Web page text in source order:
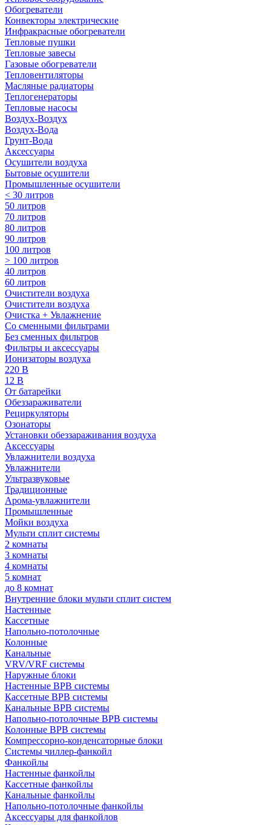
Обогреватели
Конвекторы электрические
Инфракрасные обогреватели
Тепловые пушки
Тепловые завесы
Газовые обогреватели
Тепловентиляторы
Масляные радиаторы
Теплогенераторы
Тепловые насосы
Воздух-Воздух
Воздух-Вода
Грунт-Вода
Аксессуары
Осушители воздуха
Бытовые осушители
Промышленные осушители
< 30 литров
50 литров
70 литров
80 литров
90 литров
100 литров
> 100 литров
40 литров
60 литров
Очистители воздуха
Очистители воздуха
Очистка + Увлажнение
Cо сменными фильтрами
Без сменных фильтров
Фильтры и аксессуары
Ионизаторы воздуха
220 В
12 В
От батарейки
Обеззараживатели
Рециркуляторы
Озонаторы
Установки обеззараживания воздуха
Аксессуары
Увлажнители воздуха
Увлажнители
Ультразвуковые
Традиционные
Арома-увлажнители
Промышленные
Мойки воздуха
Мульти сплит системы
2 комнаты
3 комнаты
4 комнаты
5 комнат
до 8 комнат
Внутренние блоки мульти сплит систем
Настенные
Кассетные
Напольно-потолочные
Колонные
Канальные
VRV/VRF системы
Наружные блоки
Настенные ВРВ системы
Кассетные ВРВ системы
Канальные ВРВ системы
Напольно-потолочные ВРВ системы
Колонные ВРВ системы
Компрессорно-конденсаторные блоки
Системы чиллер-фанкойл
Фанкойлы
Настенные фанкойлы
Кассетные фанкойлы
Канальные фанкойлы
Напольно-потолочные фанкойлы
Аксессуары для фанкойлов